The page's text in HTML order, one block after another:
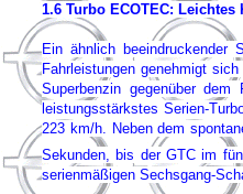
1.6 Turbo ECOTEC:
Ein ähnlich
Fahrleistungen genehmigt
Superbenzin gegenüber
leistungsstärkstes Serien-
223 km/h. Neben dem
Sekunden, bis der GTC im
serienmäßigen Sechsgang-